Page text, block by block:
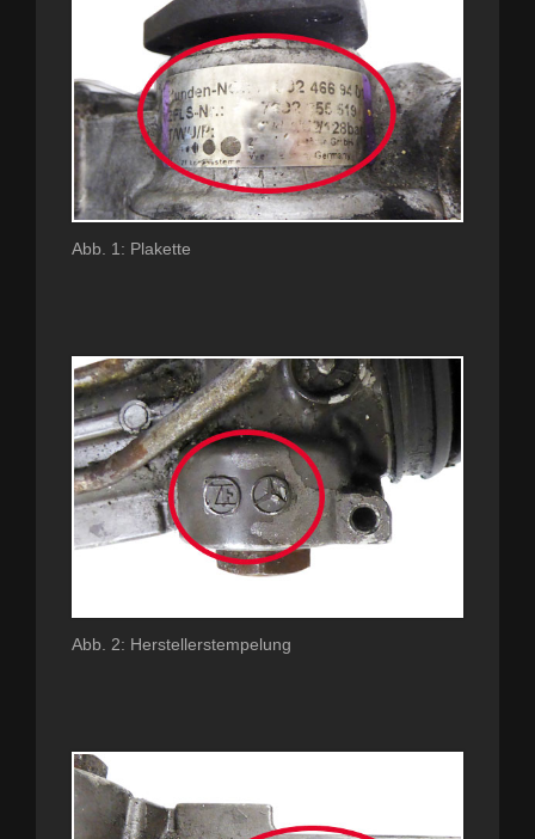
Abb. 1: Plakette
Abb. 2: Herstellerstempelung